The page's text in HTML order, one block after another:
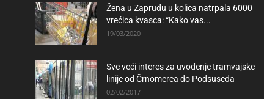
Žena u Zapruđu u kolica natrpala 6000
vrećica kvasca: “Kako vas...
19/03/2020
Sve veći interes za uvođenje tramvajske
linije od Črnomerca do Podsuseda
02/02/2017